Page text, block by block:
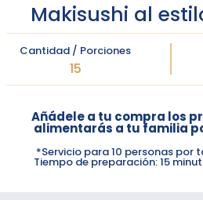
Makisushi al
Cantidad / Porciones
15
Añádele a tu compra los
alimentarás a tu familia
*Servicio para 10 personas por
Tiempo de preparación: 15